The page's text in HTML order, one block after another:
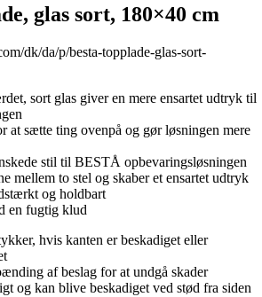
glas sort, 180×40 cm
dk/da/p/besta-topplade-glas-sort-
sort glas giver en mere ensartet udtryk til
at sætte ting ovenpå og gør løsningen mere
stil til BESTÅ opbevaringsløsningen
mellem to stel og skaber et ensartet udtryk
og holdbart
en fugtig klud
hvis kanten er beskadiget eller
af beslag for at undgå skader
og kan blive beskadiget ved stød fra siden